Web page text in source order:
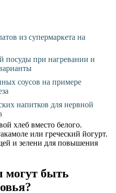
из супермаркета на
посуды при нагревании и
соусов на примере
напитков для нервной
хлеб вместо белого.
или греческий йогурт.
и зелени для повышения
могут быть